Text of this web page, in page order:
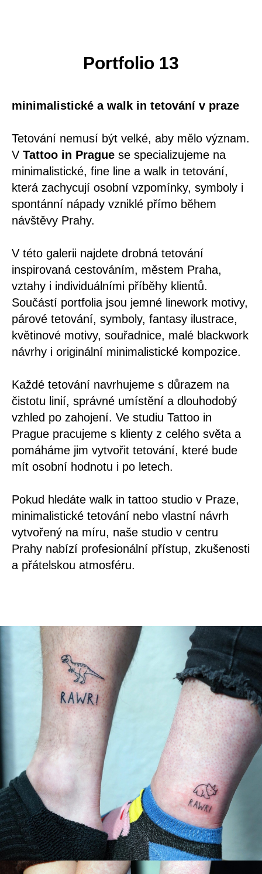
Portfolio 13
minimalistické a walk in tetování v praze
Tetování nemusí být velké, aby mělo význam.
V Tattoo in Prague se specializujeme na
minimalistické, fine line a walk in tetování,
která zachycují osobní vzpomínky, symboly i
spontánní nápady vzniklé přímo během
návštěvy Prahy.
V této galerii najdete drobná tetování
inspirovaná cestováním, městem Praha,
vztahy i individuálními příběhy klientů.
Součástí portfolia jsou jemné linework motivy,
párové tetování, symboly, fantasy ilustrace,
květinové motivy, souřadnice, malé blackwork
návrhy i originální minimalistické kompozice.
Každé tetování navrhujeme s důrazem na
čistotu linií, správné umístění a dlouhodobý
vzhled po zahojení. Ve studiu Tattoo in
Prague pracujeme s klienty z celého světa a
pomáháme jim vytvořit tetování, které bude
mít osobní hodnotu i po letech.
Pokud hledáte walk in tattoo studio v Praze,
minimalistické tetování nebo vlastní návrh
vytvořený na míru, naše studio v centru
Prahy nabízí profesionální přístup, zkušenosti
a přátelskou atmosféru.